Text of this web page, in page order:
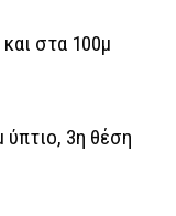
στα 100μ
ύπτιο, 3η θέση